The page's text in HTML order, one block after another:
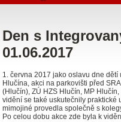
Den s
01.06.2017
1. června 2017 jako oslavu dne
Hlučína, akci na parkovišti před
(Hlučín), ZÚ HZS Hlučín, MP
vidění se také uskutečnily praktické
mimojiné provedla společně s
Po celou dobu akce zde byla k